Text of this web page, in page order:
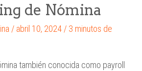
de Nómina
/ abril 10, 2024 / 3 minutos de
también conocida como payroll